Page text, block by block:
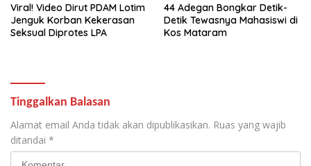
Viral! Video Dirut PDAM Lotim
Jenguk Korban Kekerasan
Seksual Diprotes LPA
44 Adegan Bongkar Detik-
Detik Tewasnya Mahasiswi di
Kos Mataram
Tinggalkan Balasan
Alamat email Anda tidak akan dipublikasikan. Ruas yang wajib
ditandai *